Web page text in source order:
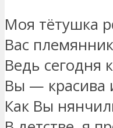
Моя тётушка
Вас
Ведь сегодня
Вы — красива
Как Вы